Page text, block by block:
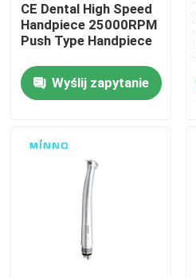
Dom
Produkty
Wycieczka po fabryce
Kontrola jakości
CE Dental High Speed
Handpiece 25000RPM
Push Type Handpiece
Wyślij zapytanie